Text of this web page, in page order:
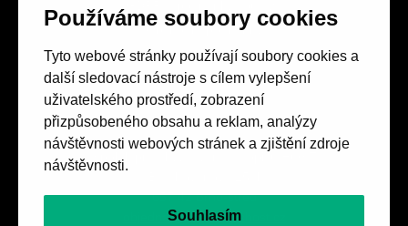
Používáme soubory cookies
Tyto webové stránky používají soubory cookies a
další sledovací nástroje s cílem vylepšení
uživatelského prostředí, zobrazení
přizpůsobeného obsahu a reklam, analýzy
návštěvnosti webových stránek a zjištění zdroje
návštěvnosti.
Souhlasím
Obchodní podmínky
Spolek přátel vydávání
657 42 Brno-střed
objednavky@casopishost.cz